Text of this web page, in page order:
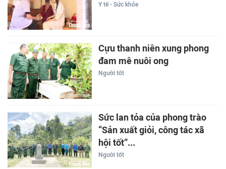
Y tế - Sức khỏe
Cựu thanh niên xung phong
đam mê nuôi ong
Người tốt
Sức lan tỏa của phong trào
“Sản xuất giỏi, công tác xã
hội tốt”...
Người tốt